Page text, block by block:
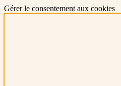
Gérer le consentement aux cookies